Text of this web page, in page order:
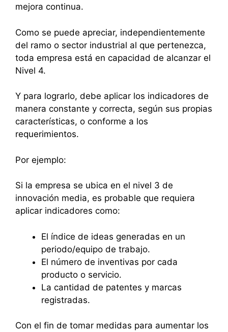
mejora continua.
Como se puede apreciar, independientemente
del ramo o sector industrial al que pertenezca,
toda empresa está en capacidad de alcanzar el
Nivel 4.
Y para lograrlo, debe aplicar los indicadores de
manera constante y correcta, según sus propias
características, o conforme a los
requerimientos.
Por ejemplo:
Si la empresa se ubica en el nivel 3 de
innovación media, es probable que requiera
aplicar indicadores como:
El índice de ideas generadas en un
periodo/equipo de trabajo.
El número de inventivas por cada
producto o servicio.
La cantidad de patentes y marcas
registradas.
Con el fin de tomar medidas para aumentar los